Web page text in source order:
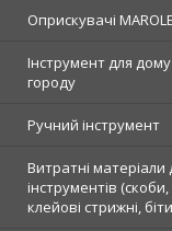
Оприскувачі
Інструмент для
городу
Ручний інструмент
Витратні матеріали
інструментів
клейові стрижні,